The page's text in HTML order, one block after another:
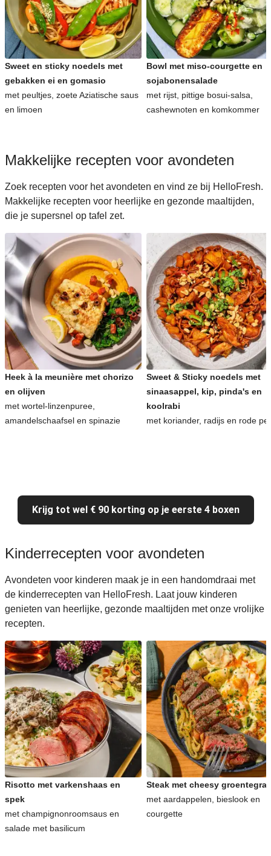
Sweet en sticky noedels met
gebakken ei en gomasio
met peultjes, zoete Aziatische saus
en limoen
Bowl met miso-courgette en
sojabonensalade
met rijst, pittige bosui-salsa,
cashewnoten en komkommer
Makkelijke recepten voor avondeten
Zoek recepten voor het avondeten en vind ze bij HelloFresh.
Makkelijke recepten voor heerlijke en gezonde maaltijden,
die je supersnel op tafel zet.
Heek à la meunière met chorizo
en olijven
met wortel-linzenpuree,
amandelschaafsel en spinazie
Sweet & Sticky noedels met
sinaasappel, kip, pinda's en
koolrabi
met koriander, radijs en rode
Krijg tot wel € 90 korting op je eerste 4 boxen
Kinderrecepten voor avondeten
Avondeten voor kinderen maak je in een handomdraai met
de kinderrecepten van HelloFresh. Laat jouw kinderen
genieten van heerlijke, gezonde maaltijden met onze vrolijke
recepten.
Risotto met varkenshaas en
spek
met champignonroomsaus en
salade met basilicum
Steak met cheesy
met aardappelen, bieslook en
courgette